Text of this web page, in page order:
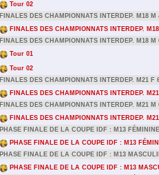
Tour 02
FINALES DES CHAMPIONNATS INTERDEP. M18 M
FINALES DES CHAMPIONNATS INTERDEP.
FINALES DES CHAMPIONNATS INTERDEP. M18 M
Tour 01
Tour 02
FINALES DES CHAMPIONNATS INTERDEP. M21 F
FINALES DES CHAMPIONNATS INTERDEP.
FINALES DES CHAMPIONNATS INTERDEP. M21 M
FINALES DES CHAMPIONNATS INTERDEP.
PHASE FINALE DE LA COUPE IDF : M13 FÉMININE
PHASE FINALE DE LA COUPE IDF : M13
PHASE FINALE DE LA COUPE IDF : M13
PHASE FINALE DE LA COUPE IDF : M13